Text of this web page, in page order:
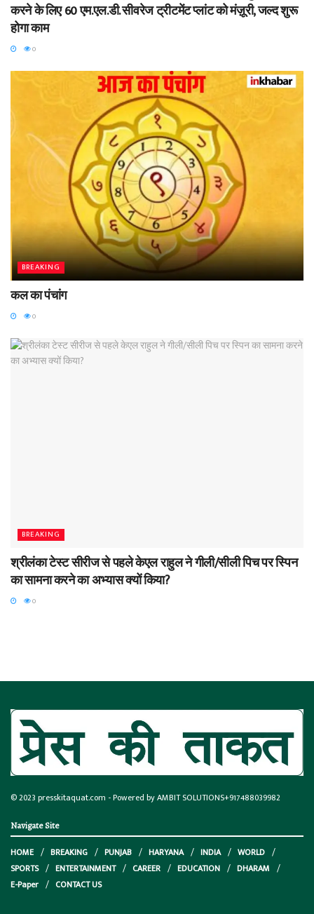
करने के लिए 60 एम.एल.डी. सीवरेज ट्रीटमेंट प्लांट को मंज़ूरी, जल्द शुरू
होगा काम
0
BREAKING
कल का पंचांग
0
BREAKING
श्रीलंका टेस्ट सीरीज से पहले केएल राहुल ने गीली/सीली पिच पर स्पिन
का सामना करने का अभ्यास क्यों किया?
0
© 2023 presskitaquat.com - Powered by AMBIT SOLUTIONS+917488039982
Navigate Site
HOME
BREAKING PUNJAB HARYANA INDIA
WORLD
SPORTS
ENTERTAINMENT CAREER EDUCATION
DHARAM
E-Paper
CONTACT US